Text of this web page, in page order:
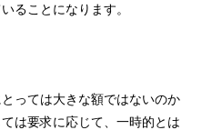
ることになります。
っては大きな額ではないのか
は要求に応じて、一時的とは